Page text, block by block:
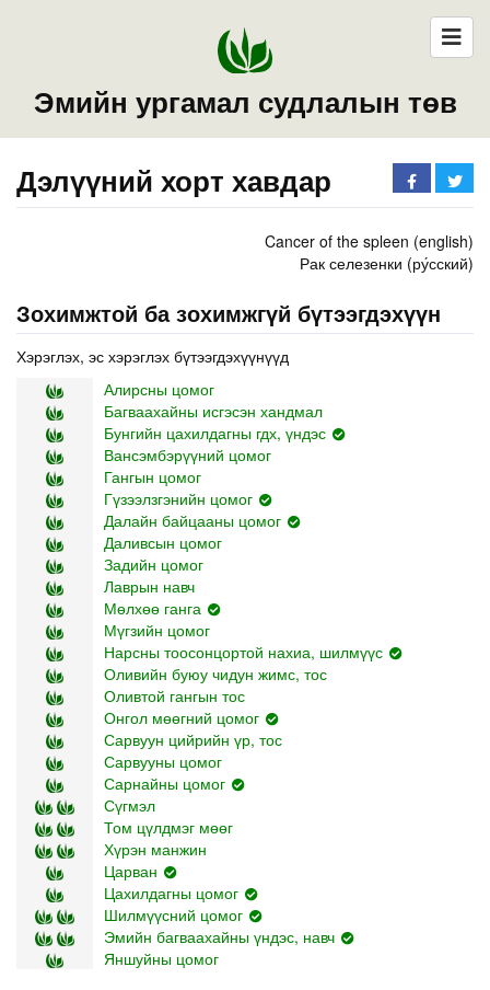
Эмийн ургамал судлалын төв
Дэлүүний хорт хавдар
Cancer of the spleen (english)
Рак селезенки (ру́сский)
Зохимжтой ба зохимжгүй бүтээгдэхүүн
Хэрэглэх, эс хэрэглэх бүтээгдэхүүнүүд
Алирсны цомог
Багваахайны исгэсэн хандмал
Бунгийн цахилдагны гдх, үндэс
Вансэмбэрүүний цомог
Гангын цомог
Гүзээлзгэнийн цомог
Далайн байцааны цомог
Даливсын цомог
Задийн цомог
Лаврын навч
Мөлхөө ганга
Мүгзийн цомог
Нарсны тоосонцортой нахиа, шилмүүс
Оливийн буюу чидун жимс, тос
Оливтой гангын тос
Онгол мөөгний цомог
Сарвуун цийрийн үр, тос
Сарвууны цомог
Сарнайны цомог
Сүгмэл
Том цүлдмэг мөөг
Хүрэн манжин
Царван
Цахилдагны цомог
Шилмүүсний цомог
Эмийн багваахайны үндэс, навч
Яншуйны цомог